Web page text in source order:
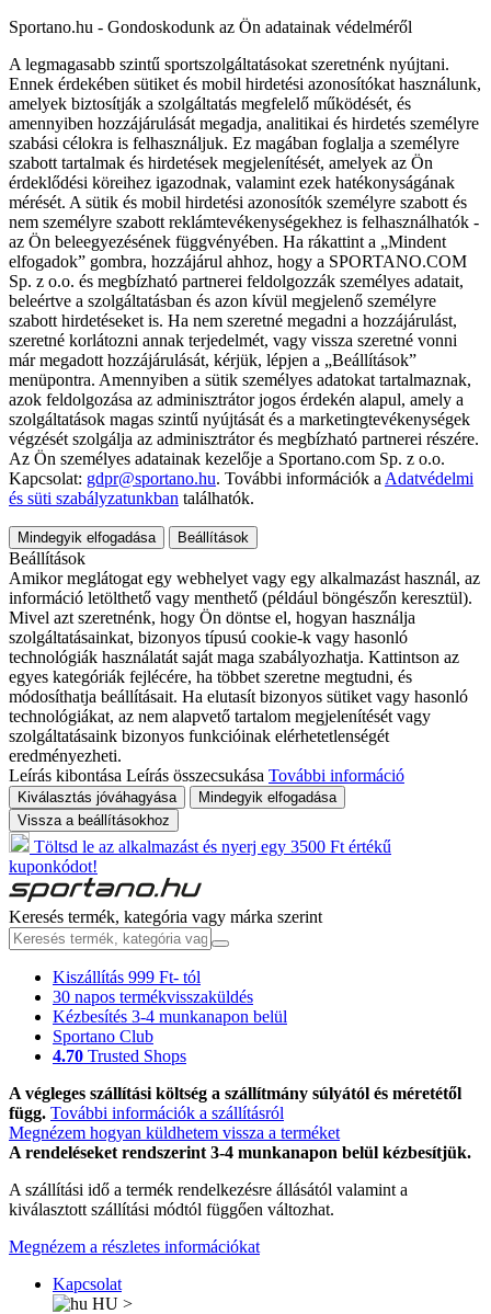
Sportano.hu - Gondoskodunk az Ön adatainak védelméről
A legmagasabb szintű sportszolgáltatásokat szeretnénk nyújtani.
Ennek érdekében sütiket és mobil hirdetési azonosítókat használunk,
amelyek biztosítják a szolgáltatás megfelelő működését, és
amennyiben hozzájárulását megadja, analitikai és hirdetés személyre
szabási célokra is felhasználjuk. Ez magában foglalja a személyre
szabott tartalmak és hirdetések megjelenítését, amelyek az Ön
érdeklődési köreihez igazodnak, valamint ezek hatékonyságának
mérését. A sütik és mobil hirdetési azonosítók személyre szabott és
nem személyre szabott reklámtevékenységekhez is felhasználhatók -
az Ön beleegyezésének függvényében. Ha rákattint a „Mindent
elfogadok” gombra, hozzájárul ahhoz, hogy a SPORTANO.COM
Sp. z o.o. és megbízható partnerei feldolgozzák személyes adatait,
beleértve a szolgáltatásban és azon kívül megjelenő személyre
szabott hirdetéseket is. Ha nem szeretné megadni a hozzájárulást,
szeretné korlátozni annak terjedelmét, vagy vissza szeretné vonni
már megadott hozzájárulását, kérjük, lépjen a „Beállítások”
menüpontra. Amennyiben a sütik személyes adatokat tartalmaznak,
azok feldolgozása az adminisztrátor jogos érdekén alapul, amely a
szolgáltatások magas szintű nyújtását és a marketingtevékenységek
végzését szolgálja az adminisztrátor és megbízható partnerei részére.
Az Ön személyes adatainak kezelője a Sportano.com Sp. z o.o.
Kapcsolat: gdpr@sportano.hu. További információk a Adatvédelmi
és süti szabályzatunkban találhatók.
Mindegyik elfogadása Beállítások
Beállítások
Amikor meglátogat egy webhelyet vagy egy alkalmazást használ, az
információ letölthető vagy menthető (például böngészőn keresztül).
Mivel azt szeretnénk, hogy Ön döntse el, hogyan használja
szolgáltatásainkat, bizonyos típusú cookie-k vagy hasonló
technológiák használatát saját maga szabályozhatja. Kattintson az
egyes kategóriák fejlécére, ha többet szeretne megtudni, és
módosíthatja beállításait. Ha elutasít bizonyos sütiket vagy hasonló
technológiákat, az nem alapvető tartalom megjelenítését vagy
szolgáltatásaink bizonyos funkcióinak elérhetetlenségét
eredményezheti.
Leírás kibontása Leírás összecsukása További információ
Kiválasztás jóváhagyása
Mindegyik elfogadása
Vissza a beállításokhoz
Töltsd le az alkalmazást és nyerj egy 3500 Ft értékű
kuponkódot!
Keresés termék, kategória vagy márka szerint
Kiszállítás 999 Ft- tól
30 napos termékvisszaküldés
Kézbesítés 3-4 munkanapon belül
Sportano Club
4.70 Trusted Shops
A végleges szállítási költség a szállítmány súlyától és méretétől
függ. További információk a szállításról
Megnézem hogyan küldhetem vissza a terméket
A rendeléseket rendszerint 3-4 munkanapon belül kézbesítjük.
A szállítási idő a termék rendelkezésre állásától valamint a
kiválasztott szállítási módtól függően változhat.
Megnézem a részletes információkat
Kapcsolat
HU >